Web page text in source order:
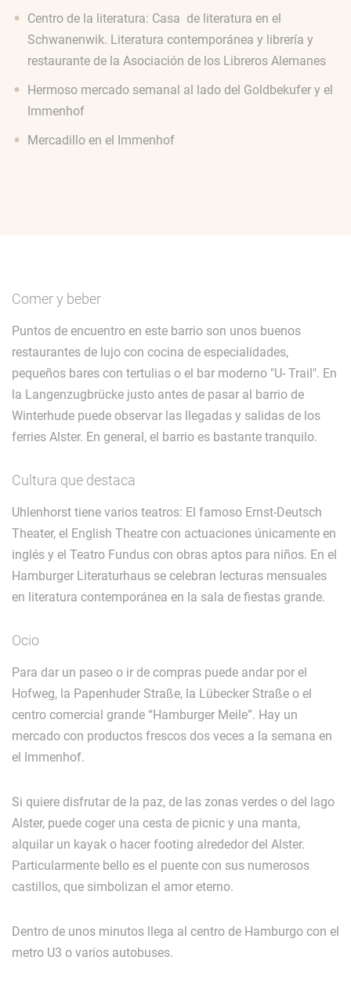
Centro de la literatura: Casa de literatura en el
Schwanenwik. Literatura contemporánea y librería y
restaurante de la Asociación de los Libreros Alemanes
Hermoso mercado semanal al lado del Goldbekufer y el
Immenhof
Mercadillo en el Immenhof
Comer y beber
Puntos de encuentro en este barrio son unos buenos
restaurantes de lujo con cocina de especialidades,
pequeños bares con tertulias o el bar moderno "U- Trail". En
la Langenzugbrücke justo antes de pasar al barrio de
Winterhude puede observar las llegadas y salidas de los
ferries Alster. En general, el barrio es bastante tranquilo.
Cultura que destaca
Uhlenhorst tiene varios teatros: El famoso Ernst-Deutsch
Theater, el English Theatre con actuaciones únicamente en
inglés y el Teatro Fundus con obras aptos para niños. En el
Hamburger Literaturhaus se celebran lecturas mensuales
en literatura contemporánea en la sala de fiestas grande.
Ocio
Para dar un paseo o ir de compras puede andar por el
Hofweg, la Papenhuder Straße, la Lübecker Straße o el
centro comercial grande “Hamburger Meile”. Hay un
mercado con productos frescos dos veces a la semana en
el Immenhof.
Si quiere disfrutar de la paz, de las zonas verdes o del lago
Alster, puede coger una cesta de picnic y una manta,
alquilar un kayak o hacer footing alrededor del Alster.
Particularmente bello es el puente con sus numerosos
castillos, que simbolizan el amor eterno.
Dentro de unos minutos llega al centro de Hamburgo con el
metro U3 o varios autobuses.